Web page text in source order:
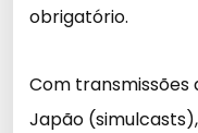
obrigatório.
Com transmissões
Japão